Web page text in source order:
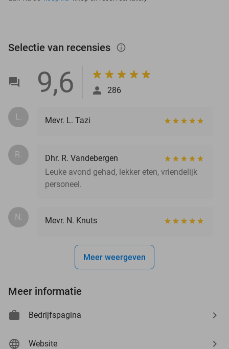
Selectie van recensies info_outlined
9,6 286
L. Mevr. L. Tazi
R.
Dhr. R. Vandebergen
Leuke avond gehad, lekker eten, vriendelijk
personeel.
N. Mevr. N. Knuts
Meer weergeven
Meer informatie
Bedrijfspagina
Website